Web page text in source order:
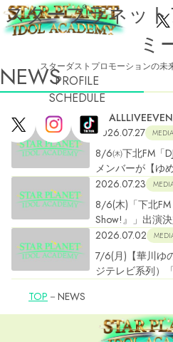
スタープラネッ
ミ
スターダストプロモーションの未
PROFILE
SCHEDULE
NEWS
ALLLIVE
2026.07.27
MEDIA
8/6㈭下北FM「
メンバーが【ゆ
2026.07.23
8/6(木)「下北FM
Show!』」出演決
2026.07.02
7/6(月)【華川ゆ
ジテレビ系列）
TOP NEWS